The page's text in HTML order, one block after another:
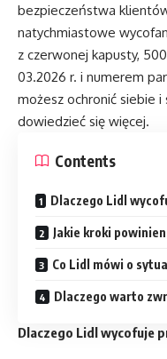
bezpieczeństwa
natychmiastowe
z czerwonej kapusty,
03.2026 r. i numerem
możesz ochronić siebie i
dowiedzieć się więcej.
Contents
Dlaczego Lidl
Jakie kroki
Co Lidl mówi o
Dlaczego warto
Dlaczego Lidl wycofuje